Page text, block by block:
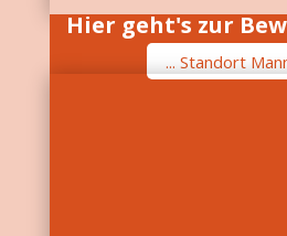
Hier geht's zur
... Standort